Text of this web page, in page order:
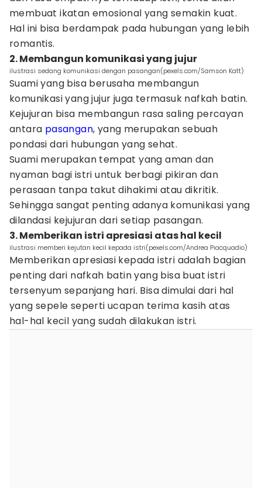
membuat ikatan emosional yang semakin kuat.
Hal ini bisa berdampak pada hubungan yang lebih
romantis.
2. Membangun komunikasi yang jujur
ilustrasi sedang komunikasi dengan pasangan(pexels.com/Samson Katt)
Suami yang bisa berusaha membangun
komunikasi yang jujur juga termasuk nafkah batin.
Kejujuran bisa membangun rasa saling percayan
antara pasangan, yang merupakan sebuah
pondasi dari hubungan yang sehat.
Suami merupakan tempat yang aman dan
nyaman bagi istri untuk berbagi pikiran dan
perasaan tanpa takut dihakimi atau dikritik.
Sehingga sangat penting adanya komunikasi yang
dilandasi kejujuran dari setiap pasangan.
3. Memberikan istri apresiasi atas hal kecil
ilustrasi memberi kejutan kecil kepada istri(pexels.com/Andrea Piacquadio)
Memberikan apresiasi kepada istri adalah bagian
penting dari nafkah batin yang bisa buat istri
tersenyum sepanjang hari. Bisa dimulai dari hal
yang sepele seperti ucapan terima kasih atas
hal-hal kecil yang sudah dilakukan istri.